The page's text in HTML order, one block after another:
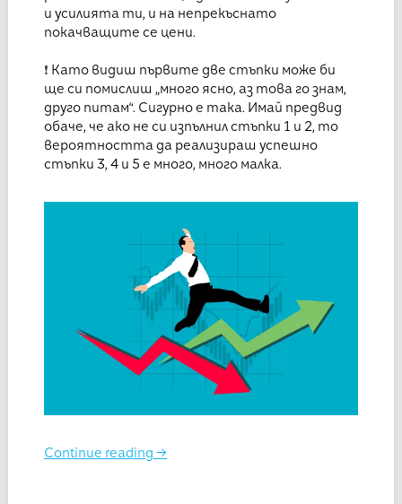
и усилията ти, и на непрекъснато
покачващите се цени.
❗ Като видиш първите две стъпки може би
ще си помислиш „много ясно, аз това го знам,
друго питам“. Сигурно е така. Имай предвид
обаче, че ако не си изпълнил стъпки 1 и 2, то
вероятността да реализираш успешно
стъпки 3, 4 и 5 е много, много малка.
Continue reading →